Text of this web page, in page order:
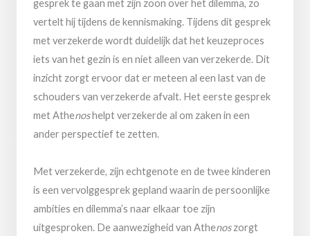
gesprek te gaan met zijn zoon over het dilemma, zo
vertelt hij tijdens de kennismaking. Tijdens dit gesprek
met verzekerde wordt duidelijk dat het keuzeproces
iets van het gezin is en niet alleen van verzekerde. Dit
inzicht zorgt ervoor dat er meteen al een last van de
schouders van verzekerde afvalt. Het eerste gesprek
met Athenoshelpt verzekerde al om zaken in een
ander perspectief te zetten.
Met verzekerde, zijn echtgenote en de twee kinderen
is een vervolggesprek gepland waarin de persoonlijke
ambities en dilemma’s naar elkaar toe zijn
uitgesproken. De aanwezigheid van Athenoszorgt